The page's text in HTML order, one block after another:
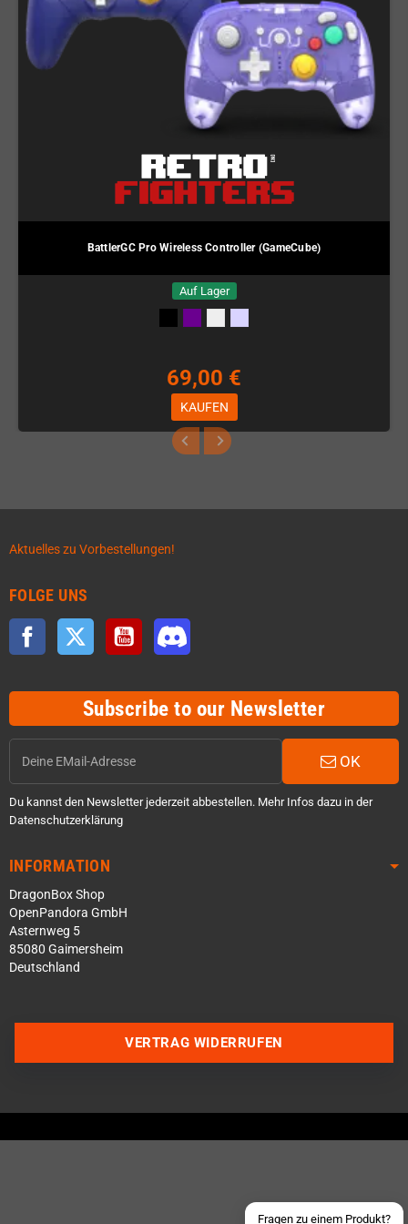
BattlerGC Pro Wireless Controller (GameCube)
Auf Lager
69,00 €
KAUFEN
Aktuelles zu Vorbestellungen!
FOLGE UNS
Facebook Twitter YouTube
Subscribe to our Newsletter
OK
Du kannst den Newsletter jederzeit abbestellen. Mehr Infos dazu in der
Datenschutzerklärung
INFORMATION
DragonBox Shop
OpenPandora GmbH
Asternweg 5
85080 Gaimersheim
Deutschland
Fragen zu einem Produkt?
Über WhatsApp schreiben
Schick uns eine eMail
VERTRAG WIDERRUFEN